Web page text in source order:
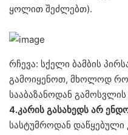
ყოლით შეძლებთ).
რჩევა: სქელი ბამბის
გამოიყენოთ, მხოლოდ
სააბაზანოდან
4.კარის გასახედს არ
სასტუმროდან